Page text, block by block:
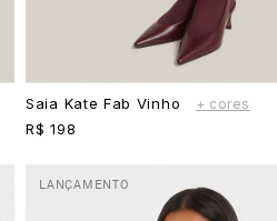
Saia Kate Fab Vinho + cores
R$ 198
LANÇAMENTO